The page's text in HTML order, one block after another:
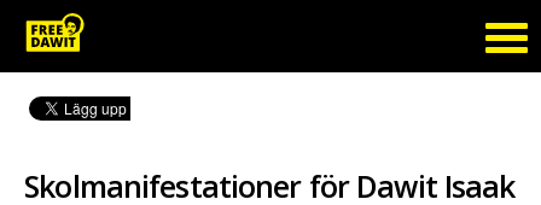
Skolmanifestationer för Dawit Isaak